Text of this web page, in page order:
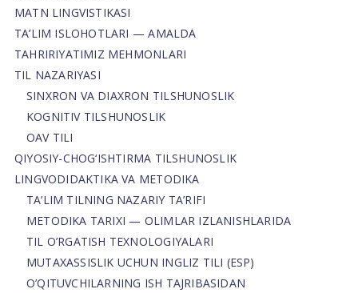
MATN LINGVISTIKASI
TA’LIM ISLOHOTLARI — AMALDA
TAHRIRIYATIMIZ MEHMONLARI
TIL NAZARIYASI
SINXRON VA DIAXRON TILSHUNOSLIK
KOGNITIV TILSHUNOSLIK
OAV TILI
QIYOSIY-CHOG‘ISHTIRMA TILSHUNOSLIK
LINGVODIDAKTIKA VA METODIKA
TA’LIM TILNING NAZARIY TA’RIFI
METODIKA TARIXI — OLIMLAR IZLANISHLARIDA
TIL O’RGATISH TEXNOLOGIYALARI
MUTAXASSISLIK UCHUN INGLIZ TILI (ESP)
O’QITUVCHILARNING ISH TAJRIBASIDAN